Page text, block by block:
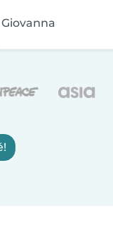
Giovanna